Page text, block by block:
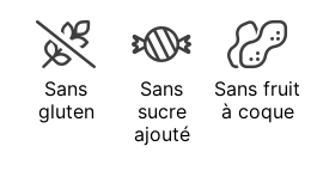
Sans
gluten
Sans
sucre
ajouté
Sans fruit
à coque